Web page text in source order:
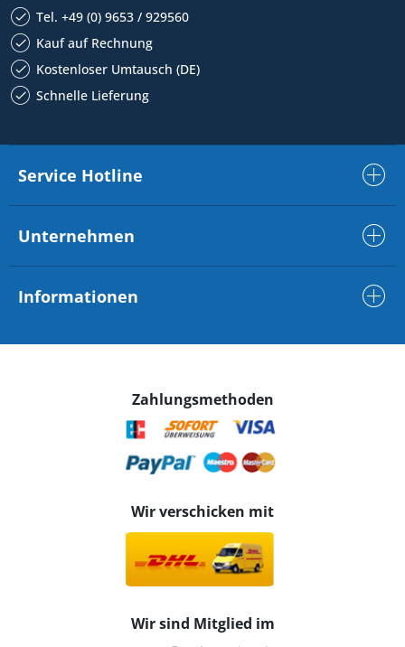
Tel. +49 (0) 9653 / 929560
Kauf auf Rechnung
Kostenloser Umtausch (DE)
Schnelle Lieferung
Service Hotline
Unternehmen
Informationen
Zahlungsmethoden
Wir verschicken mit
Wir sind Mitglied im